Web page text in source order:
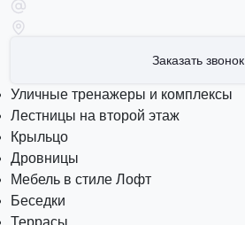
Заказать звонок
Уличные тренажеры и комплексы
Лестницы на второй этаж
Крыльцо
Дровницы
Мебель в стиле Лофт
Беседки
Террасы